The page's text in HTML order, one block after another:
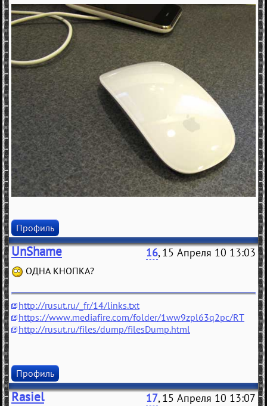
Профиль
UnShame 16, 15 Апреля 10 13:03
ОДНА КНОПКА?
http://rusut.ru/_fr/14/links.txt
https://www.mediafire.com/folder/1ww9zpl63q2pc/RT
http://rusut.ru/files/dump/filesDump.html
Профиль
Rasiel 17, 15 Апреля 10 13:07